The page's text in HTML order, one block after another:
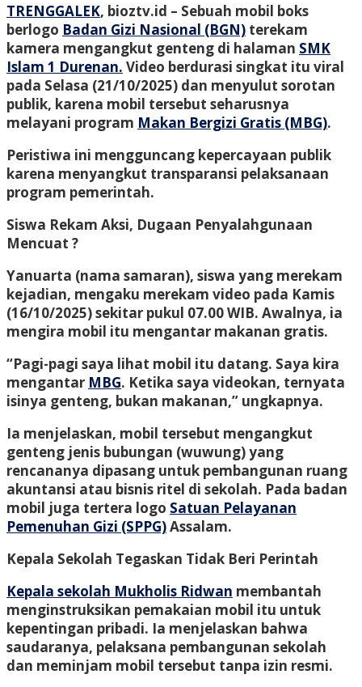
TRENGGALEK, bioztv.id – Sebuah mobil boks
berlogo Badan Gizi Nasional (BGN) terekam
kamera mengangkut genteng di halaman SMK
Islam 1 Durenan. Video berdurasi singkat itu viral
pada Selasa (21/10/2025) dan menyulut sorotan
publik, karena mobil tersebut seharusnya
melayani program Makan Bergizi Gratis (MBG).
Peristiwa ini mengguncang kepercayaan publik
karena menyangkut transparansi pelaksanaan
program pemerintah.
Siswa Rekam Aksi, Dugaan Penyalahgunaan
Mencuat ?
Yanuarta (nama samaran), siswa yang merekam
kejadian, mengaku merekam video pada Kamis
(16/10/2025) sekitar pukul 07.00 WIB. Awalnya, ia
mengira mobil itu mengantar makanan gratis.
“Pagi-pagi saya lihat mobil itu datang. Saya kira
mengantar MBG. Ketika saya videokan, ternyata
isinya genteng, bukan makanan,” ungkapnya.
Ia menjelaskan, mobil tersebut mengangkut
genteng jenis bubungan (wuwung) yang
rencananya dipasang untuk pembangunan ruang
akuntansi atau bisnis ritel di sekolah. Pada badan
mobil juga tertera logo Satuan Pelayanan
Pemenuhan Gizi (SPPG)Assalam.
Kepala Sekolah Tegaskan Tidak Beri Perintah
Kepala sekolah Mukholis Ridwan membantah
menginstruksikan pemakaian mobil itu untuk
kepentingan pribadi. Ia menjelaskan bahwa
saudaranya, pelaksana pembangunan sekolah
dan meminjam mobil tersebut tanpa izin resmi.